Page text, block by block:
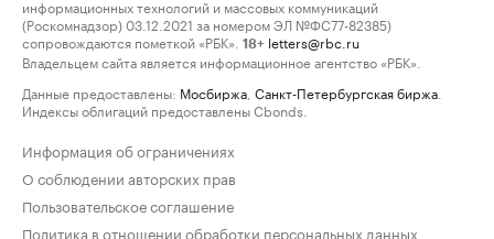
информационных технологий и массовых коммуникаций
(Роскомнадзор) 03.12.2021 за номером ЭЛ №ФС77-82385)
сопровождаются пометкой «РБК».
18+ letters@rbc.ru
Владельцем сайта является информационное агентство «РБК».
Данные предоставлены: Мосбиржа Санкт-Петербургская биржа
Индексы облигаций предоставлены Cbonds.
Информация об ограничениях
О соблюдении авторских прав
Пользовательское соглашение
Политика в отношении обработки персональных данных